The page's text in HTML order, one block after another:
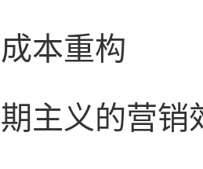
本重构
主义的营销